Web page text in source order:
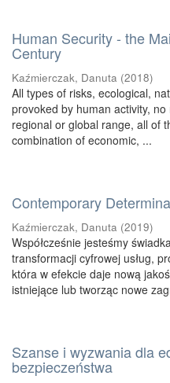
Human Security - the
Century
Kaźmierczak, Danuta (2018)
All types of risks, ecological,
provoked by human activity,
regional or global range, all of
combination of economic, ...
Contemporary
Kaźmierczak, Danuta (2019)
Współcześnie jesteśmy
transformacji cyfrowej usług,
która w efekcie daje nową
istniejące lub tworząc nowe
Szanse i wyzwania dla
bezpieczeństwa